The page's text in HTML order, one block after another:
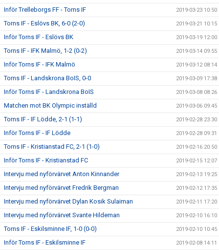
Inför Trelleborgs FF - Torns IF 2019-03-23 10:50
Torns IF - Eslövs BK, 6-0 (2-0) 2019-03-21 10:15
Inför Torns IF - Eslövs BK 2019-03-19 12:00
Torns IF - IFK Malmö, 1-2 (0-2) 2019-03-14 09:55
Inför Torns IF - IFK Malmö 2019-03-12 08:14
Torns IF - Landskrona BoIS, 0-0 2019-03-09 17:38
Inför Torns IF - Landskrona BoIS 2019-03-08 08:26
Matchen mot BK Olympic inställd 2019-03-06 09:45
Torns IF - IF Lödde, 2-1 (1-1) 2019-02-28 23:30
Inför Torns IF - IF Lödde 2019-02-28 09:31
Torns IF - Kristianstad FC, 2-1 (1-0) 2019-02-16 20:50
Inför Torns IF - Kristianstad FC 2019-02-15 12:07
Intervju med nyförvärvet Anton Kinnander 2019-02-13 19:25
Intervju med nyförvärvet Fredrik Bergman 2019-02-12 17:35
Intervju med nyförvärvet Dylan Kosik Sulaiman 2019-02-11 17:20
Intervju med nyförvärvet Svante Hildeman 2019-02-10 16:10
Torns IF - Eskilsminne IF, 1-0 (0-0) 2019-02-10 10:45
Inför Torns IF - Eskilsminne IF 2019-02-08 14:11